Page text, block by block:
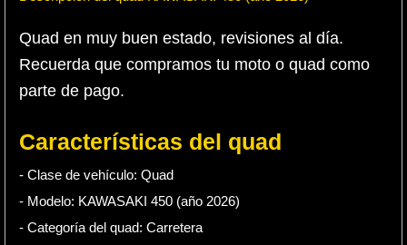
Quad en muy buen estado, revisiones al día.
Recuerda que compramos tu moto o quad como
parte de pago.
Características del quad
- Clase de vehículo: Quad
- Modelo: KAWASAKI 450 (año 2026)
- Categoría del quad: Carretera